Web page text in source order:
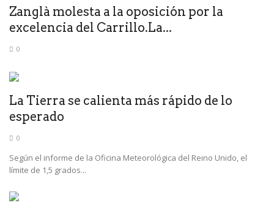
Zanglà molesta a la oposición por la
excelencia del Carrillo.La...
0
La Tierra se calienta más rápido de lo
esperado
0
Según el informe de la Oficina Meteorológica del Reino Unido, el
límite de 1,5 grados...